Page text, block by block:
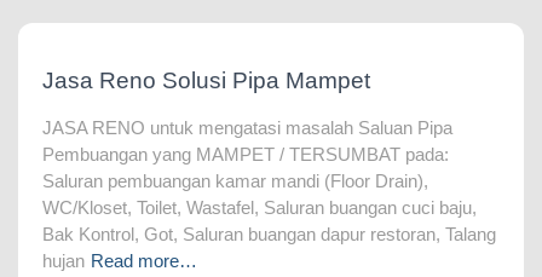
Jasa Reno Solusi Pipa Mampet
JASA RENO untuk mengatasi masalah Saluan Pipa
Pembuangan yang MAMPET / TERSUMBAT pada:
Saluran pembuangan kamar mandi (Floor Drain),
WC/Kloset, Toilet, Wastafel, Saluran buangan cuci baju,
Bak Kontrol, Got, Saluran buangan dapur restoran, Talang
hujan Read more…